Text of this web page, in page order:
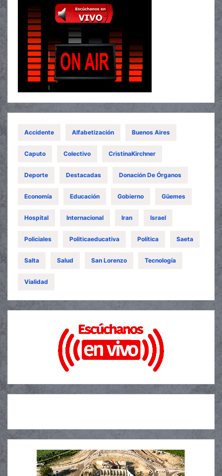
Accidente Alfabetización Buenos Aires
Caputo Colectivo CristinaKirchner
Deporte Destacadas Donación De Órganos
Economía Educación Gobierno Güemes
Hospital Internacional Iran Israel
Policiales Politicaeducativa Política Saeta
Salta Salud San Lorenzo Tecnología
Vialidad